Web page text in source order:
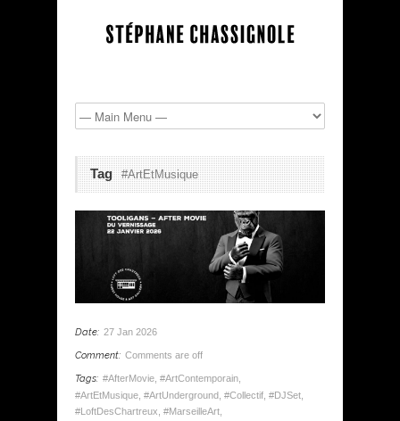
Tag #ArtEtMusique
Date: 27 Jan 2026
Comment: Comments are off
Tags: #AfterMovie #ArtContemporain
#ArtEtMusique #ArtUnderground #Collectif #DJSet
#LoftDesChartreux #MarseilleArt